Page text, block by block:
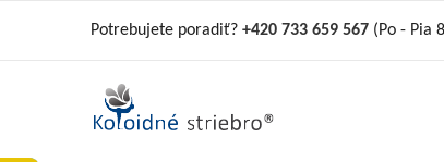
Potrebujete poradiť? +420 733 659 567 (Po - Pia